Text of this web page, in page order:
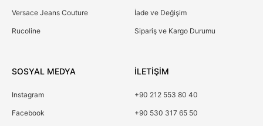
Versace Jeans Couture
Rucoline
İade ve Değişim
Sipariş ve Kargo Durumu
SOSYAL MEDYA
Instagram
Facebook
İLETİŞİM
+90 212 553 80 40
+90 530 317 65 50